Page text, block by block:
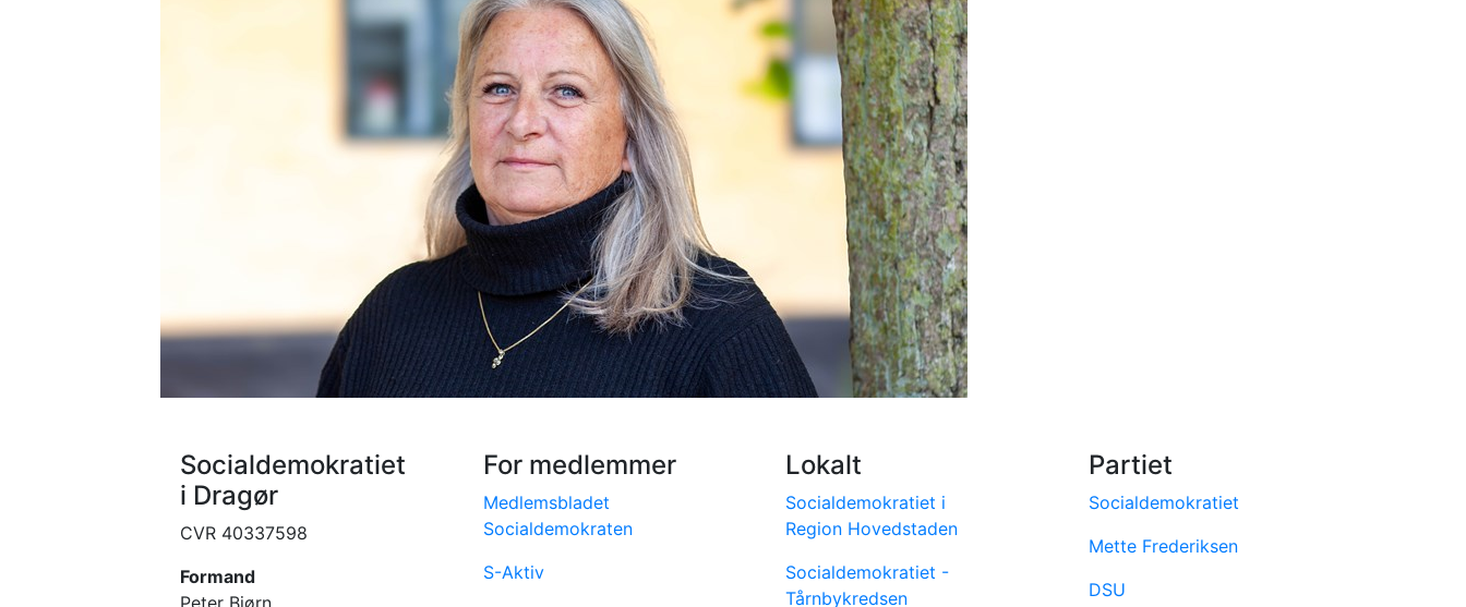
Socialdemokratiet
i Dragør
CVR 40337598
Formand
Peter Bjørn
For medlemmer
Medlemsbladet
Socialdemokraten
S-Aktiv
Lokalt
Socialdemokratiet i
Region Hovedstaden
Socialdemokratiet -
Tårnbykredsen
Partiet
Socialdemokratiet
Mette Frederiksen
DSU